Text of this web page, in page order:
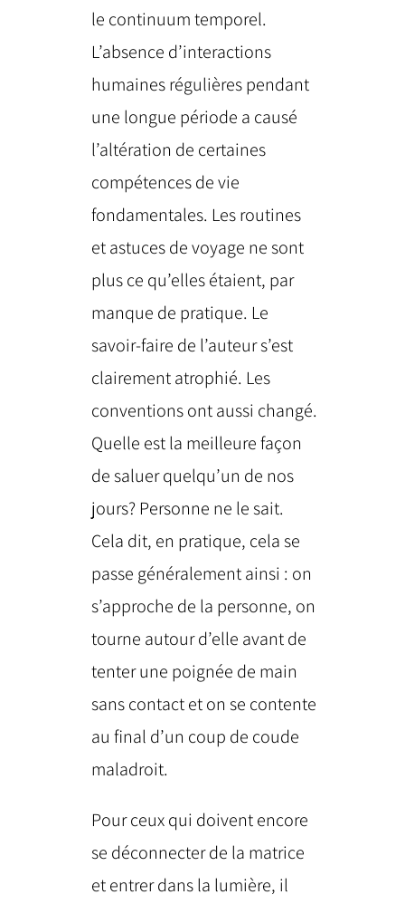
le continuum temporel.
L’absence d’interactions
humaines régulières pendant
une longue période a causé
l’altération de certaines
compétences de vie
fondamentales. Les routines
et astuces de voyage ne sont
plus ce qu’elles étaient, par
manque de pratique. Le
savoir-faire de l’auteur s’est
clairement atrophié. Les
conventions ont aussi changé.
Quelle est la meilleure façon
de saluer quelqu’un de nos
jours? Personne ne le sait.
Cela dit, en pratique, cela se
passe généralement ainsi : on
s’approche de la personne, on
tourne autour d’elle avant de
tenter une poignée de main
sans contact et on se contente
au final d’un coup de coude
maladroit.
Pour ceux qui doivent encore
se déconnecter de la matrice
et entrer dans la lumière, il